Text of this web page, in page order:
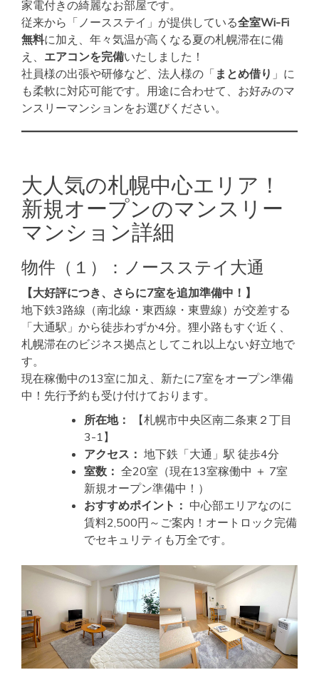
家電付きの綺麗なお部屋です。
従来から「ノースステイ」が提供している全室Wi-Fi
無料に加え、年々気温が高くなる夏の札幌滞在に備
え、 エアコンを完備いたしました！
社員様の出張や研修など、法人様の「 まとめ借り 」に
も柔軟に対応可能です。用途に合わせて、お好みのマ
ンスリーマンションをお選びください。
大人気の札幌中心エリア！
新規オープンのマンスリー
マンション詳細
物件（１）：ノースステイ大通
【大好評につき、さらに7室を追加準備中！】
地下鉄3路線（南北線・東西線・東豊線）が交差する
「大通駅」から徒歩わずか4分。狸小路もすぐ近く、
札幌滞在のビジネス拠点としてこれ以上ない好立地で
す。
現在稼働中の13室に加え、新たに7室をオープン準備
中！先行予約も受け付けております。
所在地：
【札幌市中央区南二条東２丁目
3-1】
アクセス： 地下鉄「大通」駅 徒歩4分
室数： 全20室（現在13室稼働中 ＋ 7室
新規オープン準備中！）
おすすめポイント： 中心部エリアなのに
賃料2,500円～ご案内！オートロック完備
でセキュリティも万全です。